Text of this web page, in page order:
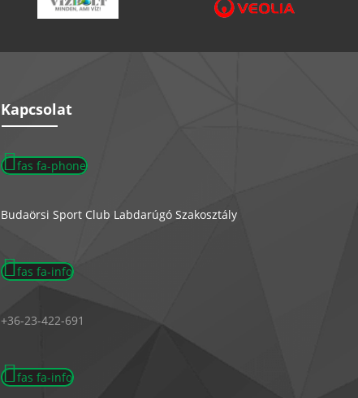
Kapcsolat
fas fa-phone
Budaörsi Sport Club Labdarúgó Szakosztály
fas fa-info
+36-23-422-691
fas fa-info